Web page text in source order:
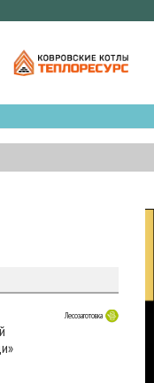
Лесозаготовка